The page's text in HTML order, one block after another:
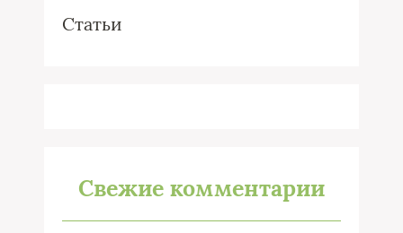
Статьи
Свежие комментарии